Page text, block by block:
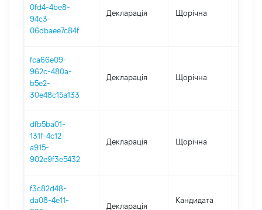
0fd4-4be8-
94c3-
06dbaee7c84f
Декларація Щорічна
fca66e09-
962c-480a-
b5e2-
30e48c15a133
Декларація Щорічна
dfb5ba01-
131f-4c12-
a915-
902e9f3e5432
Декларація Щорічна
f3c82d48-
da08-4e11-
Декларація
Кандидата